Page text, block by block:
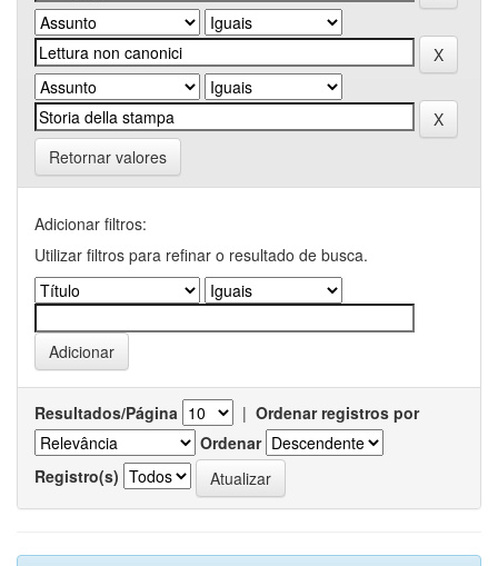
Retornar valores
Adicionar filtros:
Utilizar filtros para refinar o resultado de busca.
Resultados/Página | Ordenar registros por
Ordenar
Registro(s)